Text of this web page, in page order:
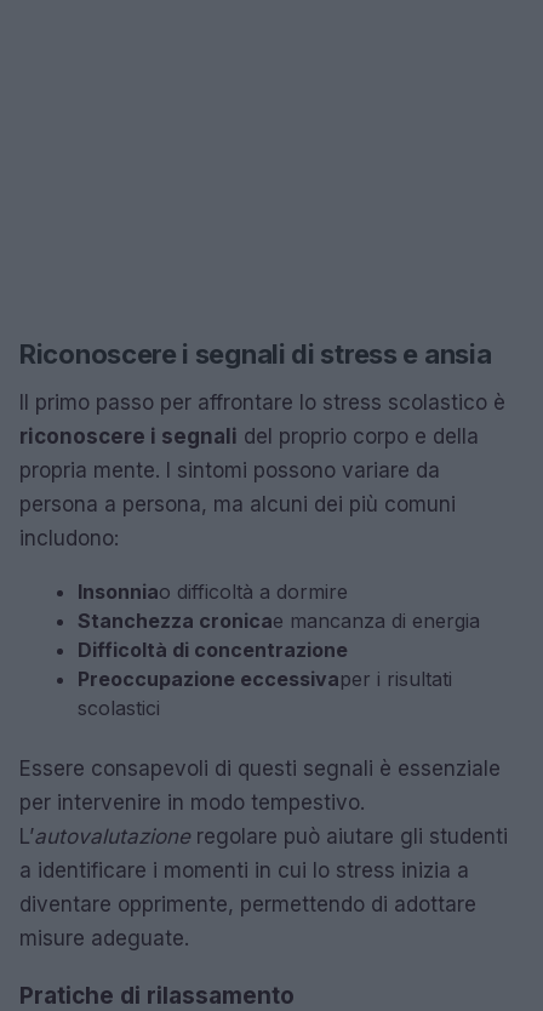
Riconoscere i segnali di stress e ansia
Il primo passo per affrontare lo stress scolastico è
riconoscere i segnali del proprio corpo e della
propria mente. I sintomi possono variare da
persona a persona, ma alcuni dei più comuni
includono:
Insonniao difficoltà a dormire
Stanchezza cronicae mancanza di energia
Difficoltà di concentrazione
Preoccupazione eccessivaper i risultati
scolastici
Essere consapevoli di questi segnali è essenziale
per intervenire in modo tempestivo.
L’autovalutazioneregolare può aiutare gli studenti
a identificare i momenti in cui lo stress inizia a
diventare opprimente, permettendo di adottare
misure adeguate.
Pratiche di rilassamento